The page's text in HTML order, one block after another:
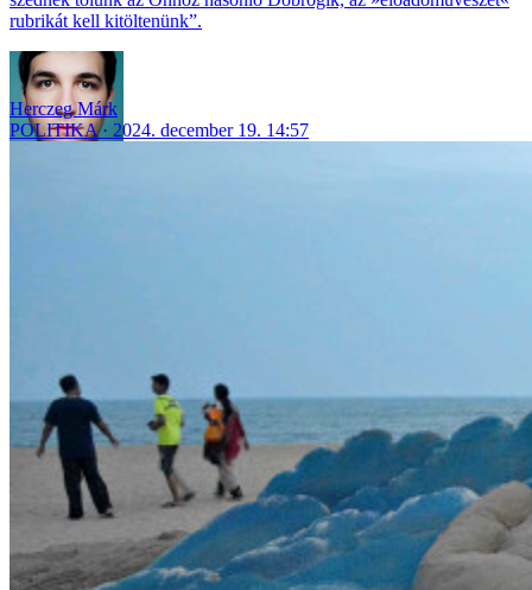
rubrikát kell kitöltenünk”.
Herczeg Márk
POLITIKA
2024. december 19. 14:57